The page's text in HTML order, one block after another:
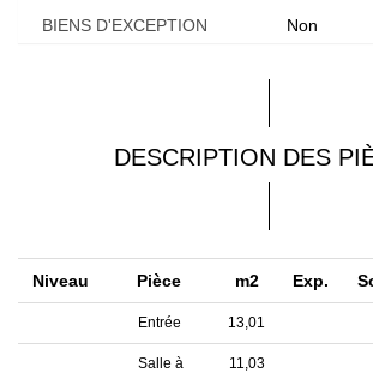
BIENS D'EXCEPTION Non
DESCRIPTION DES
Niveau Pièce m2 Exp.
Entrée 13,01
Salle à
11,03